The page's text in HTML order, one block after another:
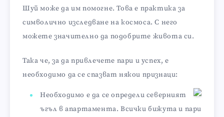
Шуй може да им помогне. Това е практика за
символично изследване на космоса. С него
можете значително да подобрите живота си.
Така че, за да привлечете пари и успех, е
необходимо да се спазват някои признаци:
Необходимо е да се определи северният
ъгъл в апартамента. Всички бижута и пари